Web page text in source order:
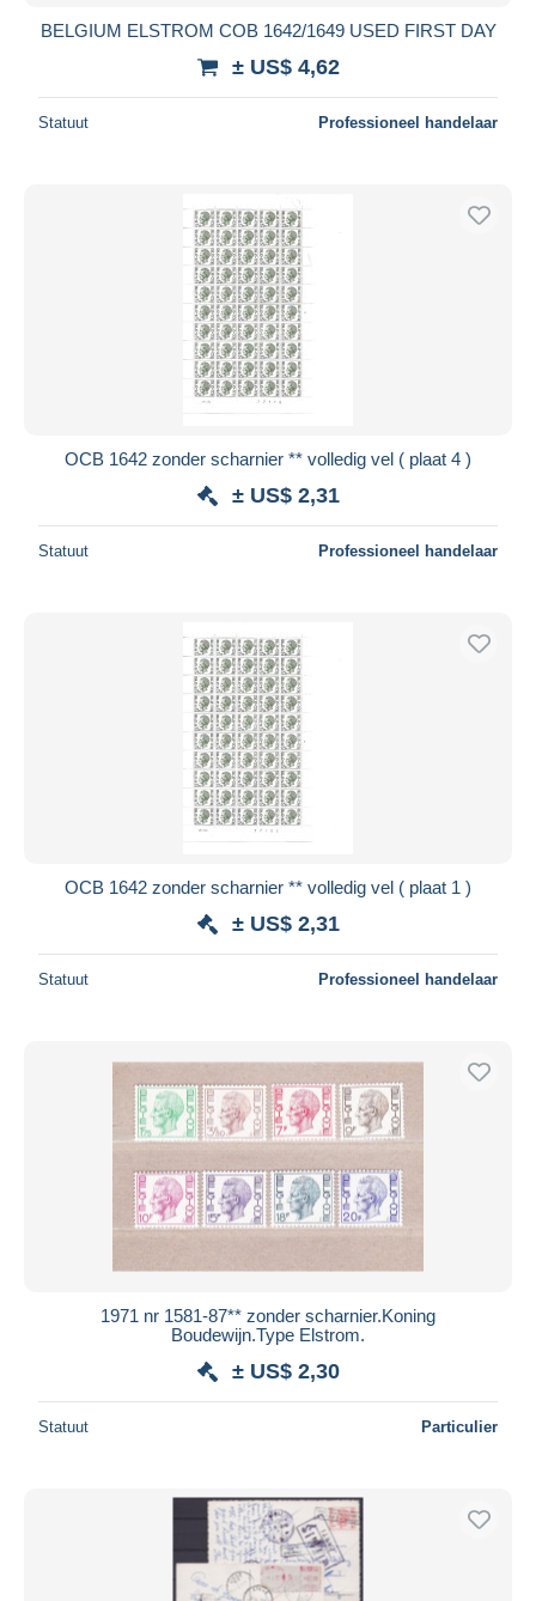
BELGIUM ELSTROM COB 1642/1649 USED FIRST DAY
± US$ 4,62
Statuut Professioneel handelaar
OCB 1642 zonder scharnier ** volledig vel ( plaat 4 )
± US$ 2,31
Statuut Professioneel handelaar
OCB 1642 zonder scharnier ** volledig vel ( plaat 1 )
± US$ 2,31
Statuut Professioneel handelaar
1971 nr 1581-87** zonder scharnier.Koning
Boudewijn.Type Elstrom.
± US$ 2,30
Statuut Particulier